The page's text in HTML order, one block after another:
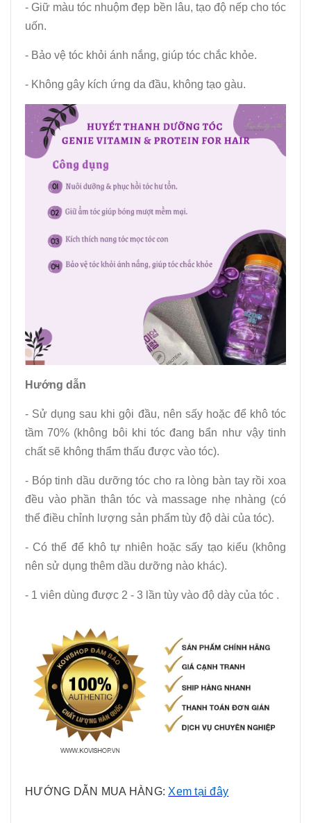
- Giữ màu tóc nhuộm đẹp bền lâu, tạo độ nếp cho tóc
uốn.
- Bảo vệ tóc khỏi ánh nắng, giúp tóc chắc khỏe.
- Không gây kích ứng da đầu, không tạo gàu.
Hướng dẫn
- Sử dụng sau khi gội đầu, nên sấy hoặc để khô tóc
tầm 70% (không bôi khi tóc đang bẩn như vậy tinh
chất sẽ không thẩm thấu được vào tóc).
- Bóp tinh dầu dưỡng tóc cho ra lòng bàn tay rồi xoa
đều vào phần thân tóc và massage nhẹ nhàng (có
thể điều chỉnh lượng sản phẩm tùy độ dài của tóc).
- Có thể để khô tự nhiên hoặc sấy tạo kiểu (không
nên sử dụng thêm dầu dưỡng nào khác).
- 1 viên dùng được 2 - 3 lần tùy vào độ dày của tóc .
HƯỚNG DẪN MUA HÀNG: Xem tại đây